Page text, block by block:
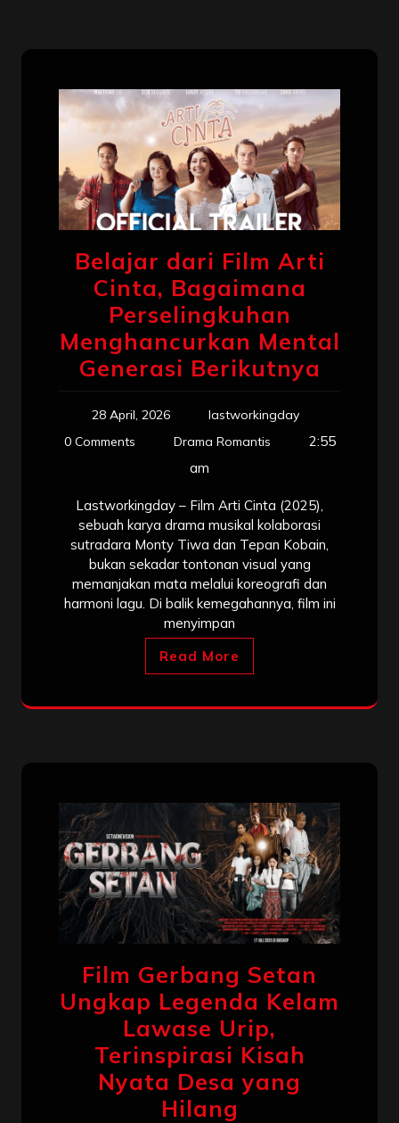
Belajar dari Film Arti
Cinta, Bagaimana
Perselingkuhan
Menghancurkan Mental
Generasi Berikutnya
28 April, 2026
lastworkingday
0 Comments
Drama Romantis
2:55
am
Lastworkingday – Film Arti Cinta (2025),
sebuah karya drama musikal kolaborasi
sutradara Monty Tiwa dan Tepan Kobain,
bukan sekadar tontonan visual yang
memanjakan mata melalui koreografi dan
harmoni lagu. Di balik kemegahannya, film ini
menyimpan
Read More
Film Gerbang Setan
Ungkap Legenda Kelam
Lawase Urip,
Terinspirasi Kisah
Nyata Desa yang
Hilang